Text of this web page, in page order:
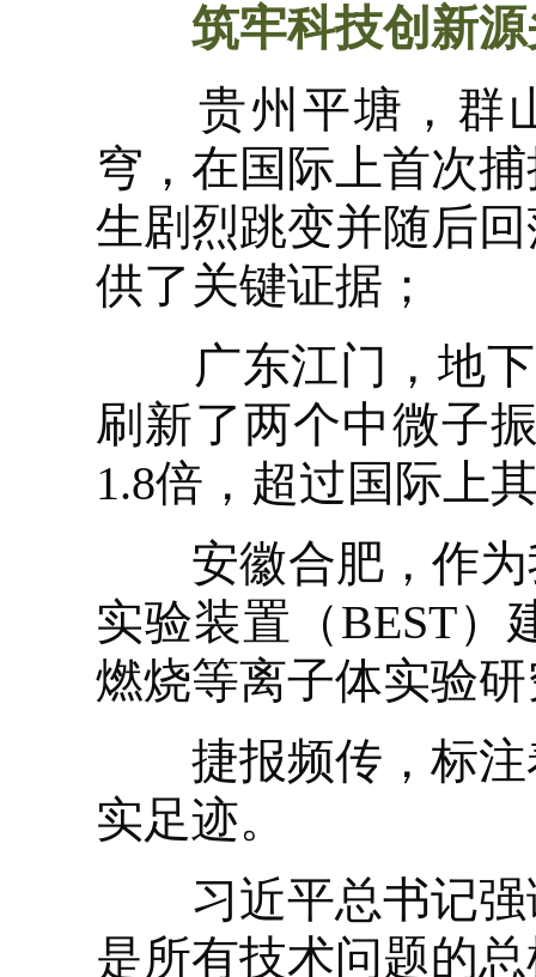
筑牢科技创新
贵州平塘，群山
穹，在国际上首次
生剧烈跳变并随后
供了关键证据；
广东江门，地下
刷新了两个中微子
1.8倍，超过国际上
安徽合肥，作为
实验装置（BEST）
燃烧等离子体实验
捷报频传，标注
实足迹。
习近平总书记强
是所有技术问题的